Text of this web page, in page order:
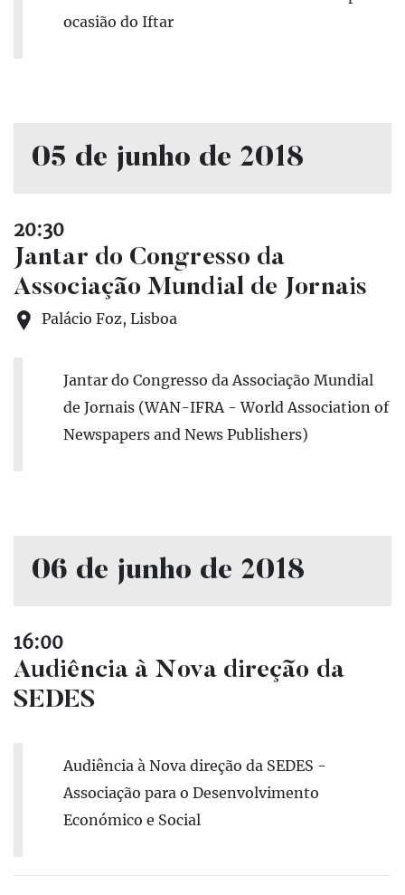
ocasião do Iftar
05 de junho de 2018
20:30
Jantar do Congresso da
Associação Mundial de Jornais
Palácio Foz, Lisboa
Jantar do Congresso da Associação Mundial
de Jornais (WAN-IFRA - World Association of
Newspapers and News Publishers)
06 de junho de 2018
16:00
Audiência à Nova direção da
SEDES
Audiência à Nova direção da SEDES -
Associação para o Desenvolvimento
Económico e Social